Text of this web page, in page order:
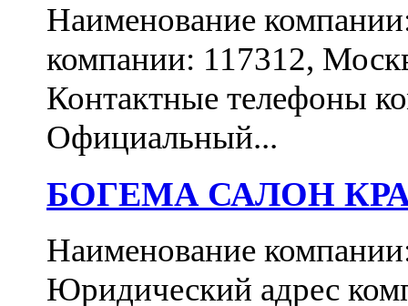
Наименование
компании: 117312,
Контактные телефоны
Официальный...
БОГЕМА САЛОН
Наименование
Юридический адрес